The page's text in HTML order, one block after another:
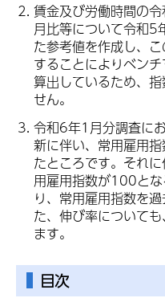
賃金及び労働時間の
月比等について令和5
た参考値を作成し、
することによりベン
算出しているため、
せん。
令和6年1月分調査に
新に伴い、常用雇用
たところです。それ
用雇用指数が100と
り、常用雇用指数を
た、伸び率について
ます。
目次